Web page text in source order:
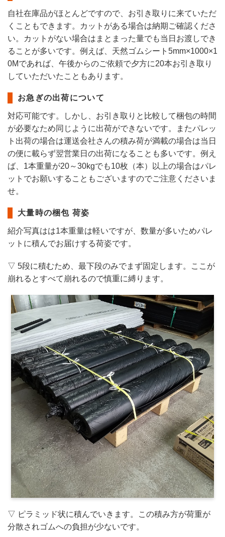
自社在庫品がほとんどですので、お引き取りに来ていただ
くこともできます。カットがある場合は納期ご確認くださ
い。カットがない場合はまとまった量でも当日お渡しでき
ることが多いです。例えば、天然ゴムシート5mm×1000×1
0Mであれば、午後からのご依頼で夕方に20本お引き取り
していただいたこともあります。
お急ぎの出荷について
対応可能です。しかし、お引き取りと比較して梱包の時間
が必要なため同じように出荷ができないです。またパレッ
ト出荷の場合は運送会社さんの積み荷が満載の場合は当日
の便に載らず翌営業日の出荷になることも多いです。例え
ば、1本重量が20～30kgでも10枚（本）以上の場合はパレ
ットでお願いすることもございますのでご注意くださいま
せ。
大量時の梱包 荷姿
紹介写真はは1本重量は軽いですが、数量が多いためパレ
ットに積んでお届けする荷姿です。
▽ 5段に積むため、最下段のみでまず固定します。ここが
崩れるとすべて崩れるので慎重に縛ります。
▽ ピラミッド状に積んでいきます。この積み方が荷重が
分散されゴムへの負担が少ないです。